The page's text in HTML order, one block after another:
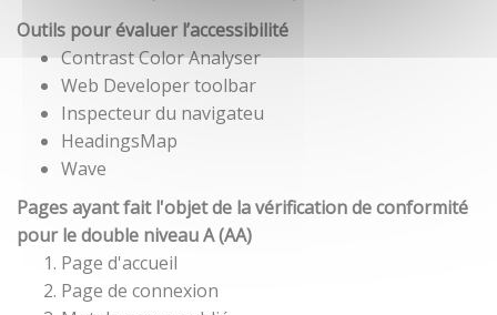
Outils pour évaluer l’accessibilité
Contrast Color Analyser
Web Developer toolbar
Inspecteur du navigateu
HeadingsMap
Wave
Pages ayant fait l'objet de la vérification de conformité
pour le double niveau A (AA)
Page d'accueil
Page de connexion